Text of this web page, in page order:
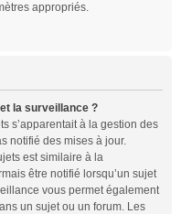
appropriés.
la surveillance ?
s’apparentait à la gestion des
notifié des mises à jour.
est similaire à la
être notifié lorsqu’un sujet
vous permet également
un sujet ou un forum. Les